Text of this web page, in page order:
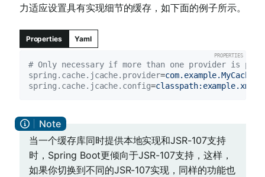
力适应设置具有实现细节的缓存，如下面的例子所示。
Properties Yaml
# Only necessary if more than one provider is
spring.cache.jcache.provider=
spring.cache.jcache.config=classpath:example.xml
当一个缓存库同时提供本地实现和JSR-107支持
时，Spring Boot更倾向于JSR-107支持，这样，
如果你切换到不同的JSR-107实现，同样的功能也